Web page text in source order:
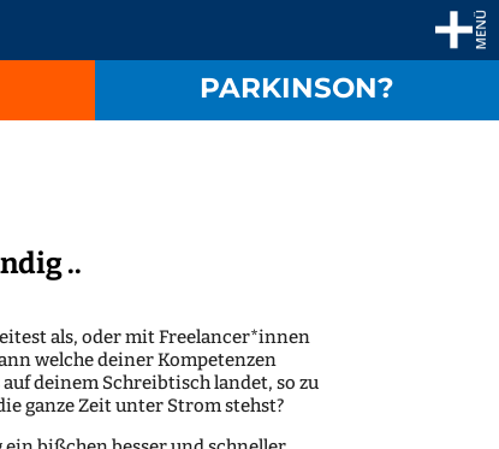
PARKINSON?
..
als, oder mit Freelancer*innen
welche deiner Kompetenzen
deinem Schreibtisch landet, so zu
ganze Zeit unter Strom stehst?